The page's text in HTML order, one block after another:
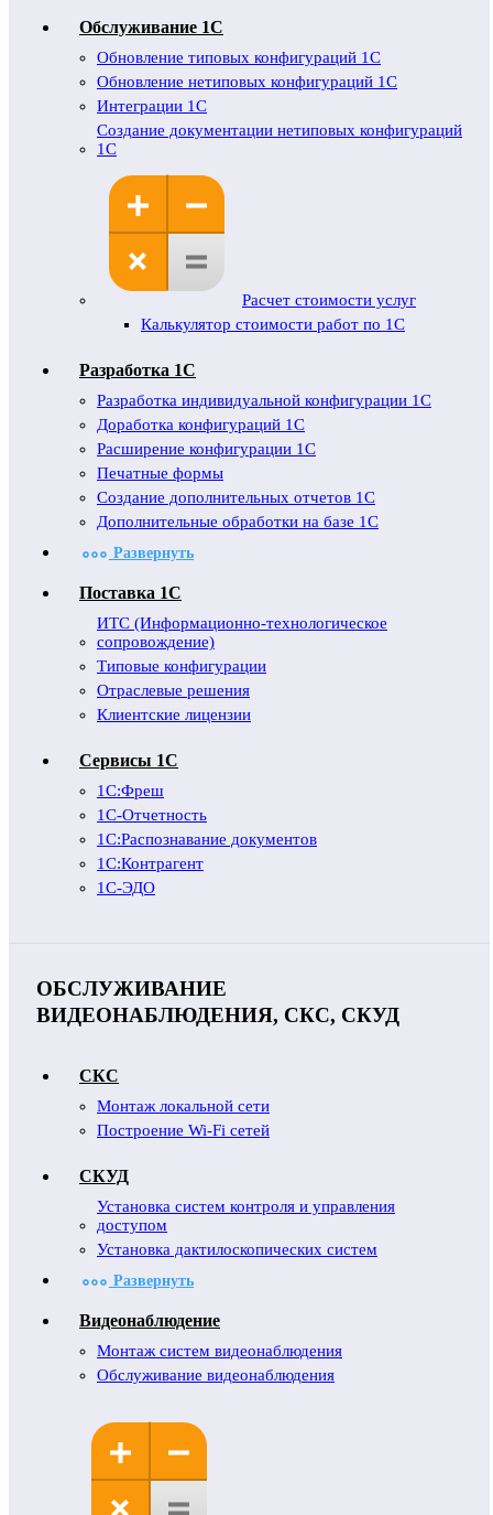
Обслуживание 1C
Обновление типовых конфигураций 1С
Обновление нетиповых конфигураций 1С
Интеграции 1С
Создание документации нетиповых конфигураций
1С
Расчет стоимости услуг
Калькулятор стоимости работ по 1С
Разработка 1С
Разработка индивидуальной конфигурации 1С
Доработка конфигураций 1С
Расширение конфигурации 1С
Печатные формы
Создание дополнительных отчетов 1С
Дополнительные обработки на базе 1С
Развернуть
Поставка 1С
ИТС (Информационно-технологическое
сопровождение)
Типовые конфигурации
Отраслевые решения
Клиентские лицензии
Сервисы 1С
1С:Фреш
1С-Отчетность
1С:Распознавание документов
1С:Контрагент
1С-ЭДО
ОБСЛУЖИВАНИЕ
ВИДЕОНАБЛЮДЕНИЯ, СКС, СКУД
СКС
Монтаж локальной сети
Построение Wi-Fi сетей
СКУД
Установка систем контроля и управления
доступом
Установка дактилоскопических систем
Развернуть
Видеонаблюдение
Монтаж систем видеонаблюдения
Обслуживание видеонаблюдения